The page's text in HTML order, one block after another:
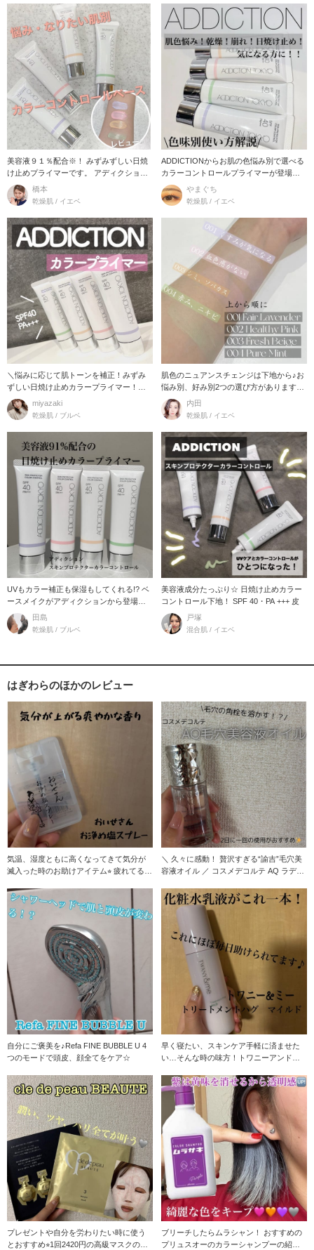
美容液９１％配合※！ みずみずしい日焼
け止めプライマーです。 アディクショ
ン スキ
橋本
乾燥肌 / イエベ
ADDICTIONからお肌の色悩み別で選べる
カラーコントロールプライマーが登場し
ました！
やまぐち
乾燥肌 / イエベ
＼悩みに応じて肌トーンを補正！みずみ
ずしい日焼け止めカラープライマー！／
美
miyazaki
乾燥肌 / ブルベ
肌色のニュアンスチェンジは下地から♪お
悩み別、好み別2つの選び方があります！
今回はお悩
内田
乾燥肌 / イエベ
UVもカラー補正も保湿もしてくれる!? ベ
ースメイクがアディクションから登場！
紫
田島
乾燥肌 / ブルベ
美容液成分たっぷり☆ 日焼け止めカラー
コントロール下地！ SPF 40・PA +++ 皮
戸塚
混合肌 / イエベ
はぎわらのほかのレビュー
気温、湿度ともに高くなってきて気分が
滅入った時のお助けアイテム⭐︎ 疲れてる時
＼ 久々に感動！ 贅沢すぎる“諭吉”毛穴美
容液オイル ／ コスメデコルテ AQ ラディ
自分にご褒美を♪Refa FINE BUBBLE U 4
つのモードで頭皮、顔全てをケア☆
早く寝たい、スキンケア手軽に済ませた
い…そんな時の味方！トワニーアンドミ
プレゼントや自分を労わりたい時に使う
とおすすめ⭐︎1回2420円の高級マスクの紹
ブリーチしたらムラシャン！ おすすめの
プリュスオーのカラーシャンプーの紹介